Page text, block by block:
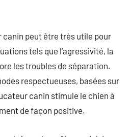
canin peut être très utile pour
tels que l’agressivité, la
les troubles de séparation.
respectueuses, basées sur
canin stimule le chien à
de façon positive.